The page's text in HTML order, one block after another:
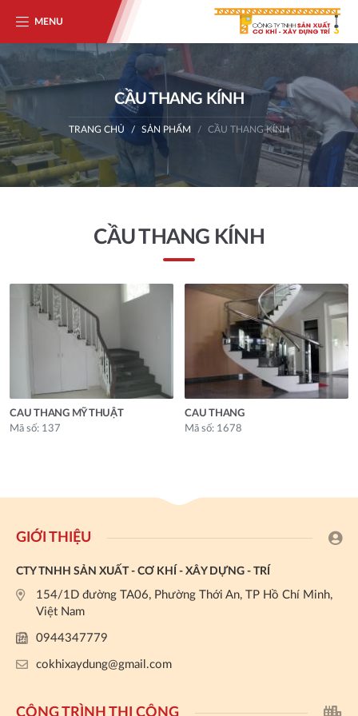
MENU
CẦU THANG KÍNH
TRANG CHỦ SẢN PHẨM CẦU THANG KÍNH
CẦU THANG KÍNH
CAU THANG MỸ THUẬT
Mã số: 137
CAU THANG
Mã số: 1678
GIỚI THIỆU
CTY TNHH SẢN XUẤT - CƠ KHÍ - XÂY DỰNG - TRÍ
154/1D đường TA06, Phường Thới An, TP Hồ Chí Minh,
Việt Nam
0944347779
cokhixaydung@gmail.com
CÔNG TRÌNH THI CÔNG